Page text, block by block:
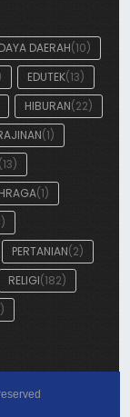
DAERAH(10)
EDUTEK(13)
HIBURAN(22)
(1)
(13)
(1)
PERTANIAN(2)
RELIGI(182)